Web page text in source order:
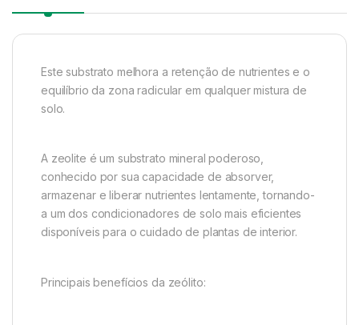
Este substrato melhora a retenção de nutrientes e o
equilíbrio da zona radicular em qualquer mistura de
solo.
A zeolite é um substrato mineral poderoso,
conhecido por sua capacidade de absorver,
armazenar e liberar nutrientes lentamente, tornando-
a um dos condicionadores de solo mais eficientes
disponíveis para o cuidado de plantas de interior.
Principais benefícios da zeólito: